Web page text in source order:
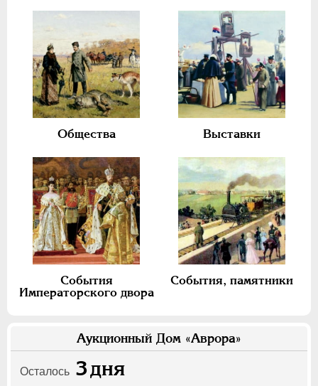
Общества Выставки
События
Императорского двора
События, памятники
Аукционный Дом «Аврора»
Осталось 3дня